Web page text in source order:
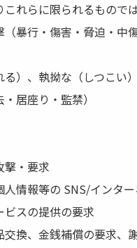
れらに限られるもので
（暴行・傷害・脅迫・
る）、執拗な（しつこい
居座り・監禁）
撃・要求
人情報等の SNS/インタ
ビスの提供の要求
交換、金銭補償の要求、